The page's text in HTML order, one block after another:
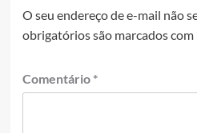
O seu endereço de e-mail não
obrigatórios são marcados com
Comentário *